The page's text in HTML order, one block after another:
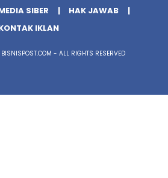
SIBER
HAK JAWAB
IKLAN
- ALL RIGHTS RESERVED